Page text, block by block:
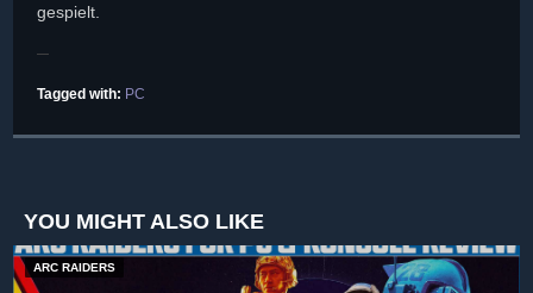
gespielt.
Tagged with: PC
YOU MIGHT ALSO LIKE
ARC RAIDERS